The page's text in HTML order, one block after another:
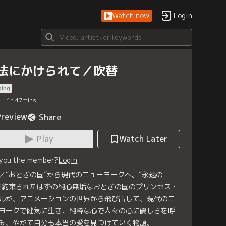
Watch now Login
にかけられて／吹替
1h 47mins
Share
Play
Watch Later
the member?Login
“おとぎの国”から現代のニューヨークへ。“永遠の
約束されたはずの純心無垢なおとぎの国のプリンセス・
が、アニメーションの世界から飛び出して、現代のニ
ークで健気に生き、純粋な心で人々の心に優しさを呼
、やがて自分も本当の愛を見つけていく物語。